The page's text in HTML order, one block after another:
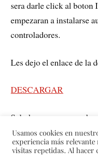
sera darle click al boton
empezaran a instalarse
controladores.
Les dejo el enlace de la
DESCARGAR
Saludos y espero que
sera bien recibido.
Usamos cookies en
experiencia más
visitas repetidas. Al hacer